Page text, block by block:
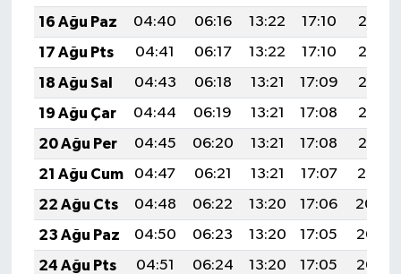
16 Ağu Paz
04:40 06:16 13:22 17:10
20:18
17 Ağu Pts
04:41 06:17 13:22 17:10
20:16
18 Ağu Sal
04:43 06:18 13:21 17:09
20:15
19 Ağu Çar
04:44 06:19 13:21 17:08
20:13
20 Ağu Per
04:45 06:20 13:21 17:08
20:12
21 Ağu Cum
04:47 06:21 13:21 17:07
20:10
22 Ağu Cts
04:48 06:22 13:20 17:06
20:09
23 Ağu Paz
04:50 06:23 13:20 17:05
20:07
24 Ağu Pts
04:51 06:24 13:20 17:05
20:06